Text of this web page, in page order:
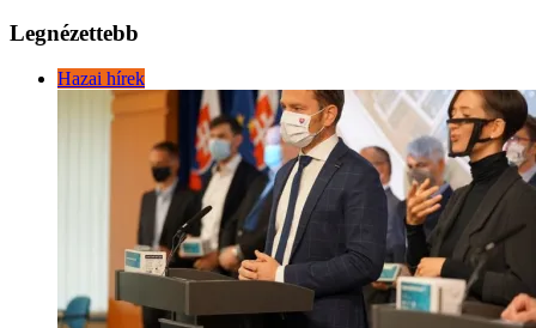
Legnézettebb
Hazai hírek